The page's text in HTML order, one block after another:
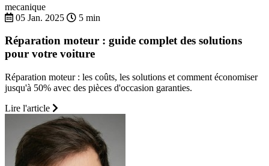
mecanique
05 Jan. 2025
5 min
Réparation moteur : guide complet des solutions
pour votre voiture
Réparation moteur : les coûts, les solutions et comment économiser
jusqu'à 50% avec des pièces d'occasion garanties.
Lire l'article